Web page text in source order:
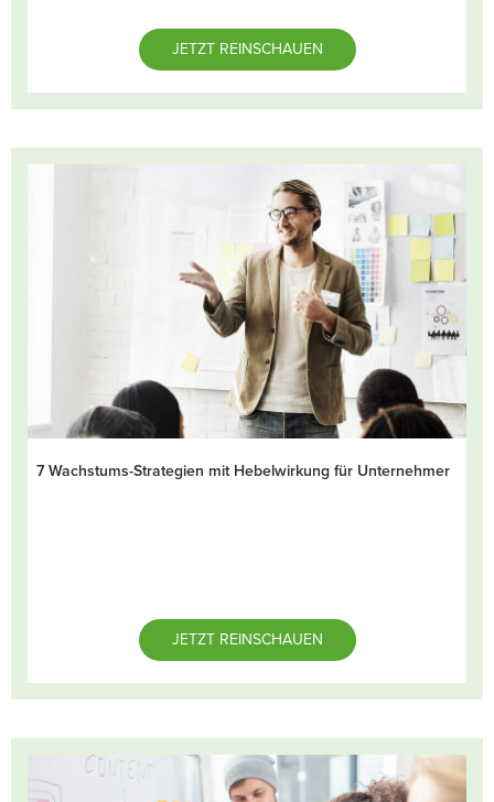
JETZT REINSCHAUEN
7 Wachstums-Strategien mit Hebelwirkung für Unternehmer
JETZT REINSCHAUEN